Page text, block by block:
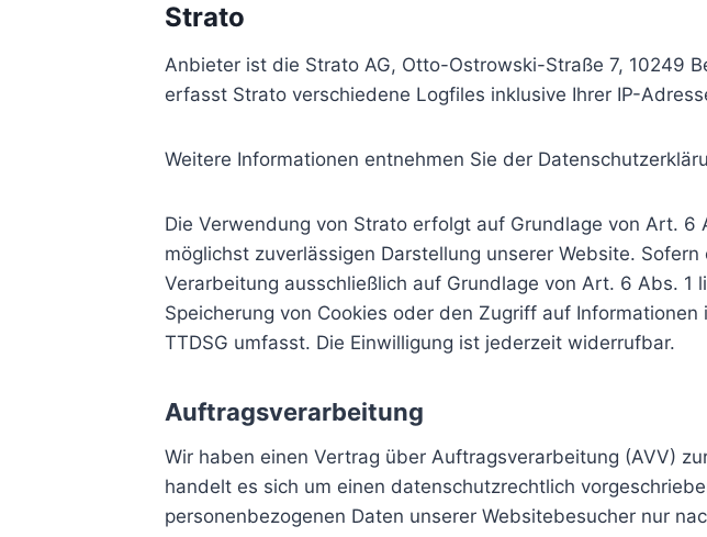
Strato
Anbieter ist die Strato AG, Otto-Ostrowski-Straße 7, 10249
erfasst Strato verschiedene Logfiles inklusive Ihrer IP-
Weitere Informationen entnehmen Sie der
Die Verwendung von Strato erfolgt auf Grundlage von Art.
möglichst zuverlässigen Darstellung unserer Website.
Verarbeitung ausschließlich auf Grundlage von Art. 6 Abs. 1
Speicherung von Cookies oder den Zugriff auf
TTDSG umfasst. Die Einwilligung ist jederzeit widerrufbar.
Auftragsverarbeitung
Wir haben einen Vertrag über Auftragsverarbeitung (AVV)
handelt es sich um einen datenschutzrechtlich
personenbezogenen Daten unserer Websitebesucher nur